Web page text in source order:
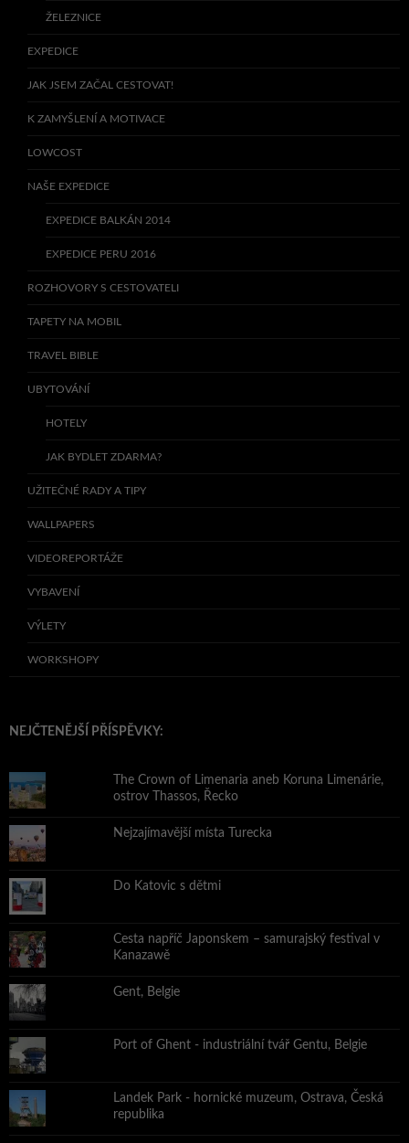
ŽELEZNICE
EXPEDICE
JAK JSEM ZAČAL CESTOVAT!
K ZAMYŠLENÍ A MOTIVACE
LOWCOST
NAŠE EXPEDICE
EXPEDICE BALKÁN 2014
EXPEDICE PERU 2016
ROZHOVORY S CESTOVATELI
TAPETY NA MOBIL
TRAVEL BIBLE
UBYTOVÁNÍ
HOTELY
JAK BYDLET ZDARMA?
UŽITEČNÉ RADY A TIPY
WALLPAPERS
VIDEOREPORTÁŽE
VYBAVENÍ
VÝLETY
WORKSHOPY
NEJČTENĚJŠÍ PŘÍSPĚVKY:
The Crown of Limenaria aneb Koruna Limenárie,
ostrov Thassos, Řecko
Nejzajímavější místa Turecka
Do Katovic s dětmi
Cesta napříč Japonskem – samurajský festival v
Kanazawě
Gent, Belgie
Port of Ghent - industriální tvář Gentu, Belgie
Landek Park - hornické muzeum, Ostrava, Česká
republika